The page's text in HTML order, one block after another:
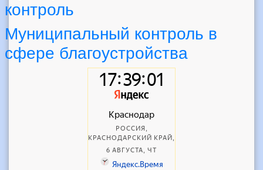
контроль
Муниципальный контроль в
сфере благоустройства